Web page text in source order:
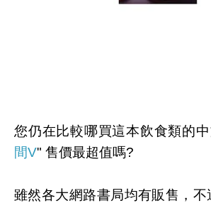
您仍在比較哪買這本飲食類的
間V" 售價最超值嗎?
雖然各大網路書局均有販售，不